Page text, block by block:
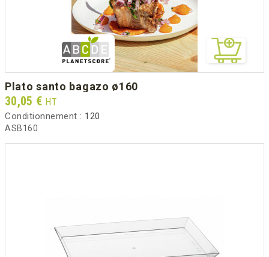
plato santo bagazo ø160
Prix
30,05 € HT
Conditionnement : 120
ASB160